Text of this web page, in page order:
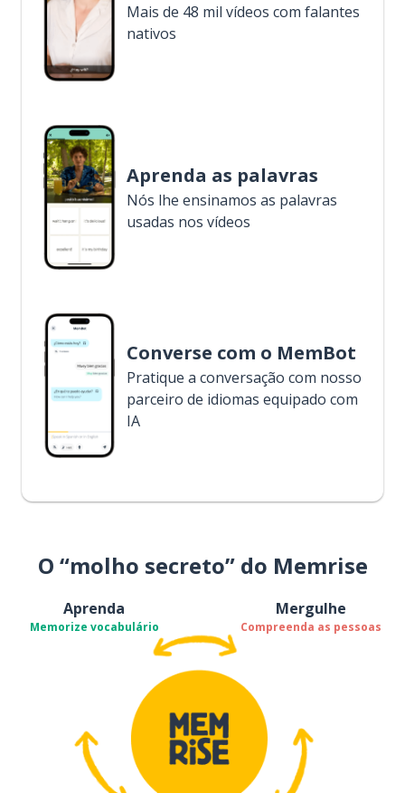
Mais de 48 mil vídeos com falantes
nativos
Aprenda as palavras
Nós lhe ensinamos as palavras
usadas nos vídeos
Converse com o MemBot
Pratique a conversação com nosso
parceiro de idiomas equipado com
IA
O “molho secreto” do Memrise
Aprenda
Memorize vocabulário
Mergulhe
Compreenda as pessoas